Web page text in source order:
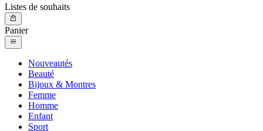
Listes de souhaits
Panier
Nouveautés
Beauté
Bijoux & Montres
Femme
Homme
Enfant
Sport